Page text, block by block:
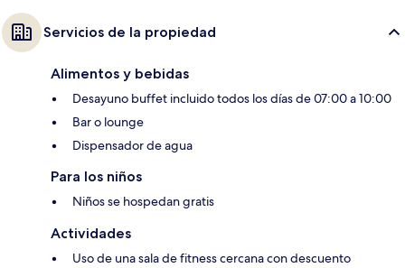
Servicios de la propiedad
Alimentos y bebidas
Desayuno buffet incluido todos los días de 07:00 a 10:00
Bar o lounge
Dispensador de agua
Para los niños
Niños se hospedan gratis
Actividades
Uso de una sala de fitness cercana con descuento